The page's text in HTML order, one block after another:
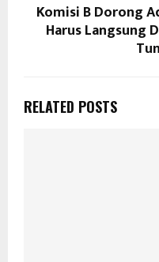
Komisi B Dorong
Harus Langsung
RELATED POSTS